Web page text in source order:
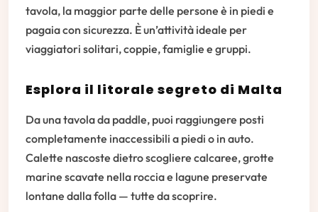
tavola, la maggior parte delle persone è in piedi e
pagaia con sicurezza. È un’attività ideale per
viaggiatori solitari, coppie, famiglie e gruppi.
Esplora il litorale segreto di Malta
Da una tavola da paddle, puoi raggiungere posti
completamente inaccessibili a piedi o in auto.
Calette nascoste dietro scogliere calcaree, grotte
marine scavate nella roccia e lagune preservate
lontane dalla folla — tutte da scoprire.